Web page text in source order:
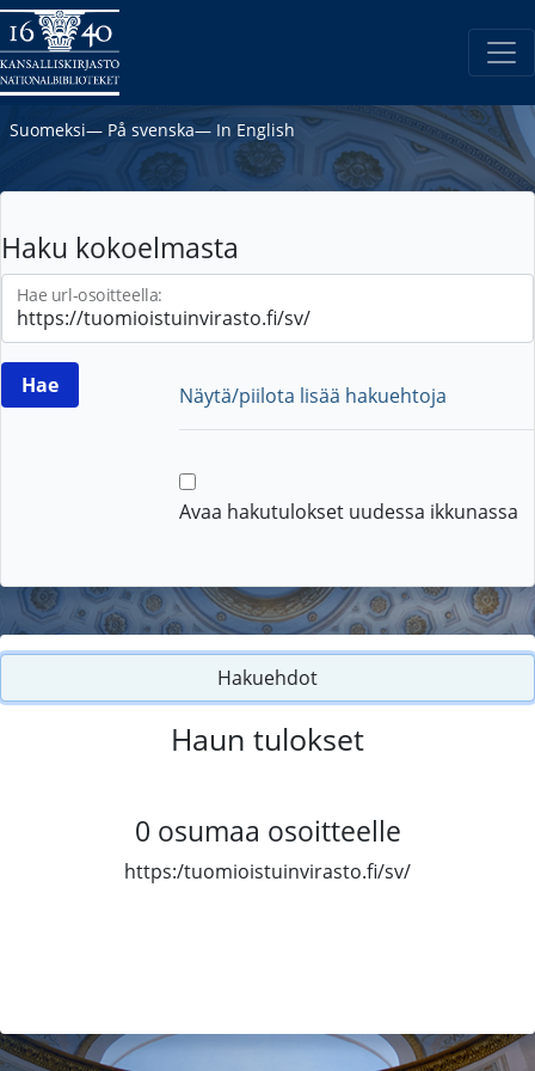
Suomeksi― På svenska― In English
Haku kokoelmasta
Hae url-osoitteella:
Näytä/piilota lisää hakuehtoja
Avaa hakutulokset uudessa ikkunassa
Hakuehdot
Haun tulokset
0 osumaa osoitteelle
https:/tuomioistuinvirasto.fi/sv/